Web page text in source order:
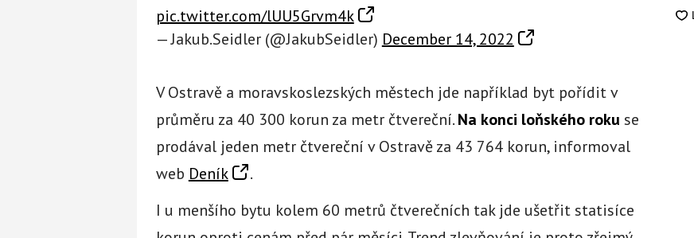
pic.twitter.com/lUU5Grvm4k
— Jakub.Seidler (@JakubSeidler) December 14, 2022
V Ostravě a moravskoslezských městech jde například byt pořídit v
průměru za 40 300 korun za metr čtvereční.Na konci loňského roku se
prodával jeden metr čtvereční v Ostravě za 43 764 korun, informoval
web Deník
.
I u menšího bytu kolem 60 metrů čtverečních tak jde ušetřit statisíce